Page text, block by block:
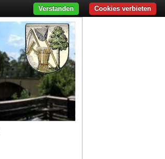
Cookies verbieten
Verstanden